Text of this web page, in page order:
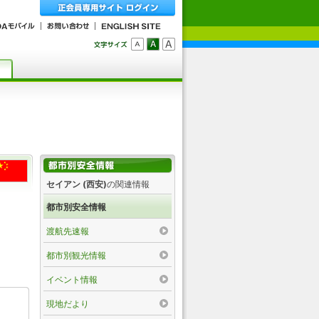
セイアン (西安)の関連情報
都市別安全情報
渡航先速報
都市別観光情報
イベント情報
現地だより